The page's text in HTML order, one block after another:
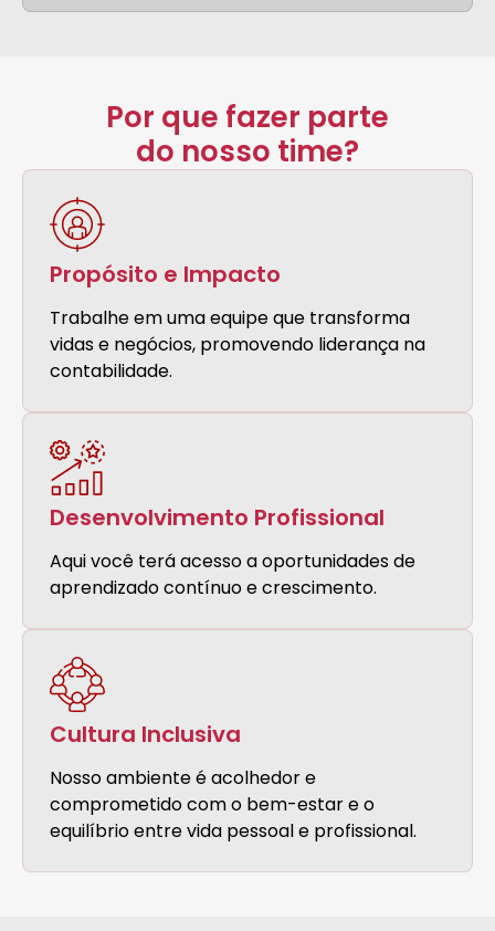
Por que fazer parte
do nosso time?
Propósito e Impacto
Trabalhe em uma equipe que transforma
vidas e negócios, promovendo liderança na
contabilidade.
Desenvolvimento Profissional
Aqui você terá acesso a oportunidades de
aprendizado contínuo e crescimento.
Cultura Inclusiva
Nosso ambiente é acolhedor e
comprometido com o bem-estar e o
equilíbrio entre vida pessoal e profissional.